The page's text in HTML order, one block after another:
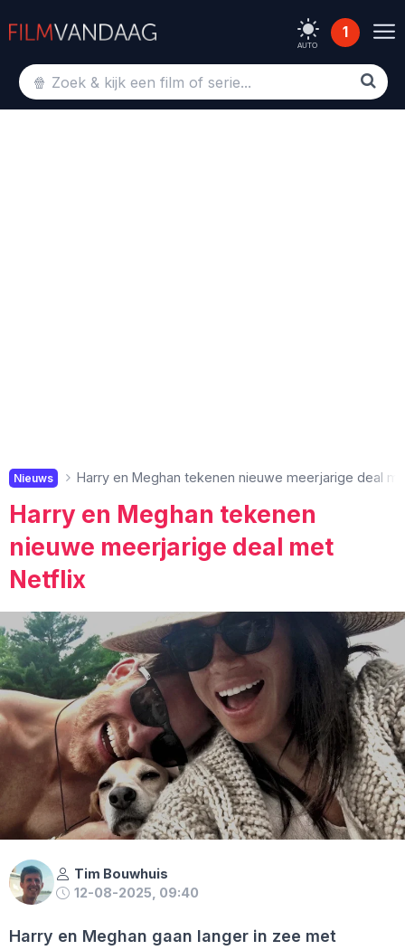
AUTO
1
Nieuws Harry en Meghan tekenen nieuwe meerjarige deal
Harry en Meghan tekenen
nieuwe meerjarige deal met
Netflix
Tim Bouwhuis
12-08-2025, 09:40
Harry en Meghan gaan langer in zee met